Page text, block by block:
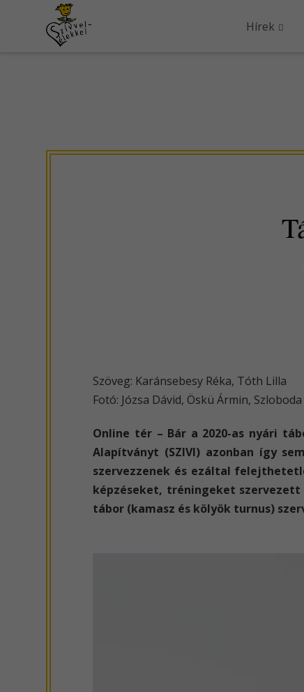
Hírek
Szöveg: Karánsebesy Réka, Tóth Lilla
Fotó: Józsa Dávid, Öskü Ármin,
Online tér – Bár a 2020-as nyári
Alapítványt (SZIVI) azonban így
szervezzenek és ezáltal
képzéseket, tréningeket szervezett
tábor (kamasz és kölyök turnus)